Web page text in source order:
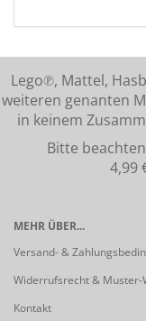
Lego℗, Mattel,
weiteren genanten
in keinem
Bitte beachten
4,99
MEHR ÜBER...
Versand- &
Widerrufsrecht &
Kontakt